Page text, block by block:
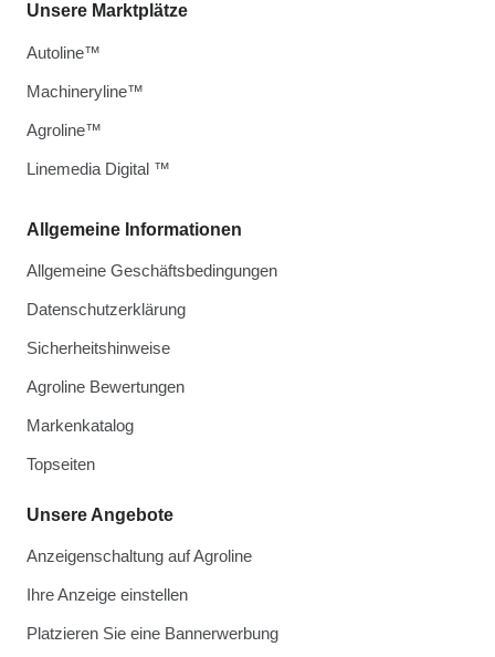
Allgemeine Informationen
Allgemeine Geschäftsbedingungen
Datenschutzerklärung
Sicherheitshinweise
Agroline Bewertungen
Markenkatalog
Topseiten
Unsere Angebote
Anzeigenschaltung auf Agroline
Ihre Anzeige einstellen
Platzieren Sie eine Bannerwerbung
Unsere Marktplätze
Autoline™
Machineryline™
Agroline™
Linemedia Digital ™